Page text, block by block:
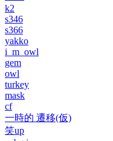
k2
s346
s366
yakko
i_m_owl
gem
owl
turkey
mask
cf
一時的 遷移(仮)
笑up